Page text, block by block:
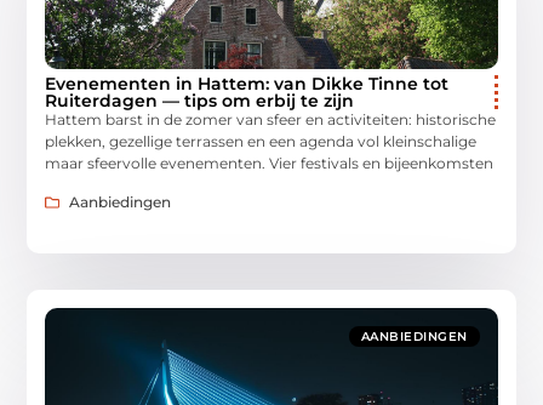
Evenementen in Hattem: van Dikke Tinne tot
Ruiterdagen — tips om erbij te zijn
Hattem barst in de zomer van sfeer en activiteiten: historische
plekken, gezellige terrassen en een agenda vol kleinschalige
maar sfeervolle evenementen. Vier festivals en bijeenkomsten
Aanbiedingen
AANBIEDINGEN